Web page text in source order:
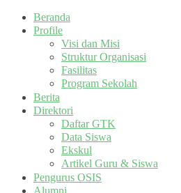
Beranda
Profile
Visi dan Misi
Struktur Organisasi
Fasilitas
Program Sekolah
Berita
Direktori
Daftar GTK
Data Siswa
Ekskul
Artikel Guru & Siswa
Pengurus OSIS
Alumni